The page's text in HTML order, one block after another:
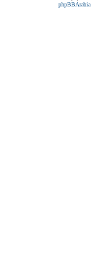
phpBBArabia